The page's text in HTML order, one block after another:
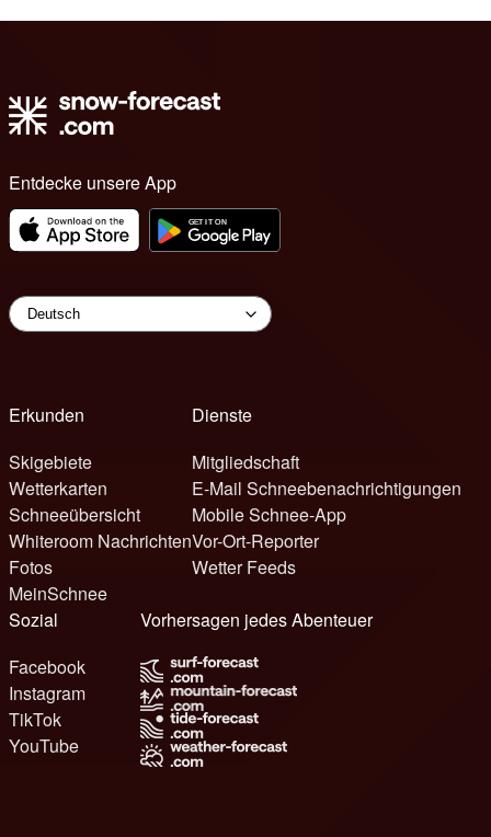
Entdecke unsere App
Erkunden
Skigebiete
Wetterkarten
Schneeübersicht
Whiteroom Nachrichten
Fotos
MeinSchnee
Dienste
Mitgliedschaft
E-Mail Schneebenachrichtigungen
Mobile Schnee-App
Vor-Ort-Reporter
Wetter Feeds
Sozial
Facebook
Instagram
TikTok
YouTube
Vorhersagen jedes Abenteuer